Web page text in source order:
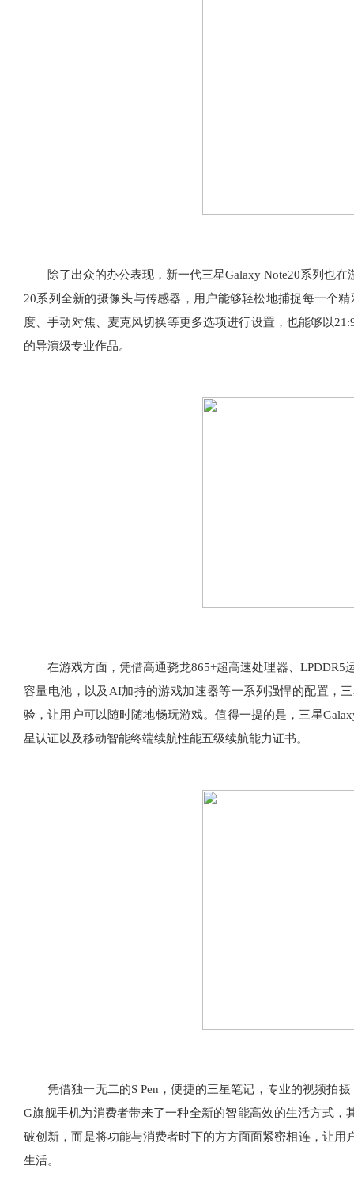
除了出众的办公表现，新一代三星Galaxy Note20系列也
20系列全新的摄像头与传感器，用户能够轻松地捕捉每一个
度、手动对焦、麦克风切换等更多选项进行设置，也能够以
的导演级专业作品。
在游戏方面，凭借高通骁龙865+超高速处理器、
容量电池，以及AI加持的游戏加速器等一系列强悍的配置，
验，让用户可以随时随地畅玩游戏。值得一提的是，三星
星认证以及移动智能终端续航性能五级续航能力证书。
凭借独一无二的S Pen，便捷的三星笔记，专业的视频拍
G旗舰手机为消费者带来了一种全新的智能高效的生活方式
破创新，而是将功能与消费者时下的方方面面紧密相连，让
生活。